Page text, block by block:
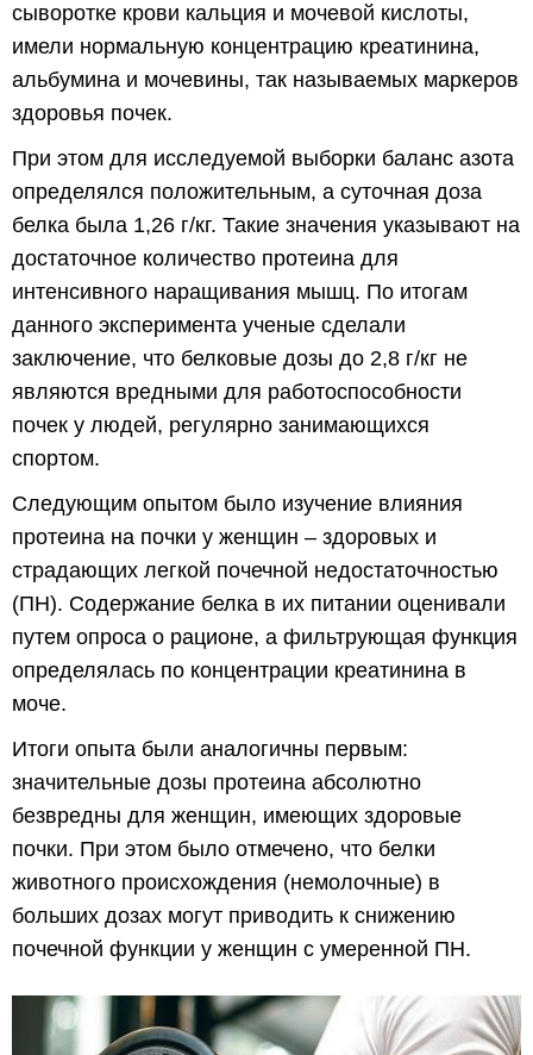
сыворотке крови кальция и мочевой кислоты,
имели нормальную концентрацию креатинина,
альбумина и мочевины, так называемых маркеров
здоровья почек.
При этом для исследуемой выборки баланс азота
определялся положительным, а суточная доза
белка была 1,26 г/кг. Такие значения указывают на
достаточное количество протеина для
интенсивного наращивания мышц. По итогам
данного эксперимента ученые сделали
заключение, что белковые дозы до 2,8 г/кг не
являются вредными для работоспособности
почек у людей, регулярно занимающихся
спортом.
Следующим опытом было изучение влияния
протеина на почки у женщин – здоровых и
страдающих легкой почечной недостаточностью
(ПН). Содержание белка в их питании оценивали
путем опроса о рационе, а фильтрующая функция
определялась по концентрации креатинина в
моче.
Итоги опыта были аналогичны первым:
значительные дозы протеина абсолютно
безвредны для женщин, имеющих здоровые
почки. При этом было отмечено, что белки
животного происхождения (немолочные) в
больших дозах могут приводить к снижению
почечной функции у женщин с умеренной ПН.